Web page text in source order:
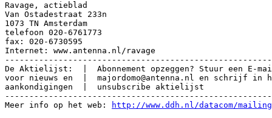
Ravage, actieblad
Van Ostadestraat 233n
1073 TN Amsterdam
telefoon 020-6761773
fax: 020-6730595
Internet: www.antenna.nl/ravage
De Aktielijst:  |  Abonnement opzeggen? Stuur een E-
voor nieuws en  |  majordomo@antenna.nl en schrijf in
aankondigingen  |  unsubscribe aktielijst
Meer info op het web:
http://www.ddh.nl/datacom/